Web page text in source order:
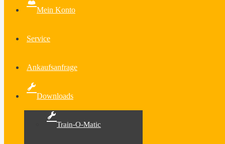
Mein Konto
Service
Ankaufsanfrage
Downloads
Train-O-Matic